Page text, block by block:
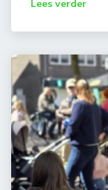
Lees verder